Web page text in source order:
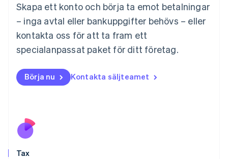
Skapa ett konto och börja ta emot betalningar
– inga avtal eller bankuppgifter behövs – eller
kontakta oss för att ta fram ett
specialanpassat paket för ditt företag.
Börja nu Kontakta säljteamet
Tax
Malta
English
Mexiko
Español English
Nederländerna
Norge
English
English
Portugal